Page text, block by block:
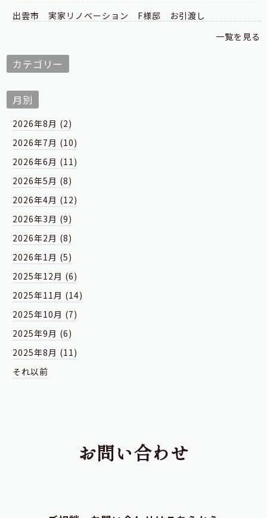
出雲市 実家リノベーション F様邸 お引渡し
一覧を見る
カテゴリー
月別
2026年8月 (2)
2026年7月 (10)
2026年6月 (11)
2026年5月 (8)
2026年4月 (12)
2026年3月 (9)
2026年2月 (8)
2026年1月 (5)
2025年12月 (6)
2025年11月 (14)
2025年10月 (7)
2025年9月 (6)
2025年8月 (11)
それ以前
お問い合わせ